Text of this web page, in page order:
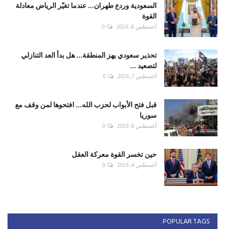
السعودية وردع طهران... عندما تغيّر الرياض معادلة
القوة
أغسطس 8, 2026 0
تحذير سعودي يهز المنطقة... هل بدأ العد التنازلي
لتصعيد ...
أغسطس 7, 2026 0
قبل فتح الأبواب لحزب الله... افتحوها لمن وقف مع
سوريا
أغسطس 6, 2026 0
حين تخسر القوة معركة العقل
أغسطس 4, 2026 0
POPULAR TAGS